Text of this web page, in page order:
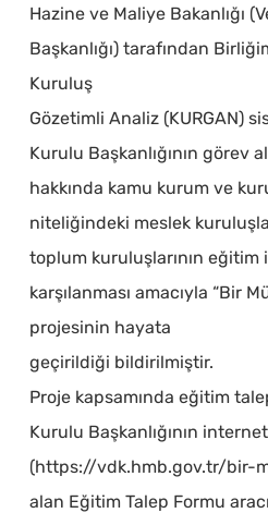
Hazine ve Maliye Bakanlığı
Başkanlığı) tarafından
Kuruluş
Gözetimli Analiz (KURGAN)
Kurulu Başkanlığının görev
hakkında kamu kurum ve
niteliğindeki meslek
toplum kuruluşlarının eğitim
karşılanması amacıyla “Bir
projesinin hayata
geçirildiği bildirilmiştir.
Proje kapsamında eğitim
Kurulu Başkanlığının
(https://vdk.hmb.gov.tr/bir-
alan Eğitim Talep Formu